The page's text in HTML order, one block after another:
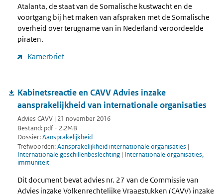
Atalanta, de staat van de Somalische kustwacht en de
voortgang bij het maken van afspraken met de Somalische
overheid over terugname van in Nederland veroordeelde
piraten.
Kamerbrief
Kabinetsreactie en CAVV Advies inzake
aansprakelijkheid van internationale organisaties
Advies CAVV | 21 november 2016
Bestand: pdf - 2.2MB
Dossier:Aansprakelijkheid
Trefwoorden:Aansprakelijkheid internationale organisaties |
Internationale geschillenbeslechting | Internationale organisaties,
immuniteit
Dit document bevat advies nr. 27 van de Commissie van
Advies inzake Volkenrechtelijke Vraagstukken (CAVV) inzake